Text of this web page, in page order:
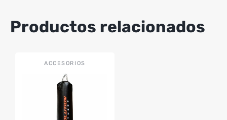
Productos relacionados
ACCESORIOS